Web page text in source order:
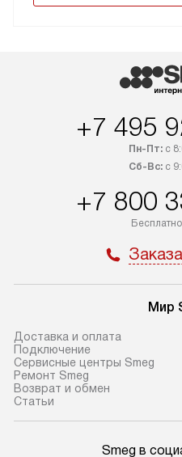
+7 495
Пн-Пт:с
Сб-Вс:с
+7 800
Мир
Доставка и оплата
Подключение
Сервисные центры Smeg
Ремонт Smeg
Возврат и обмен
Статьи
Smeg в